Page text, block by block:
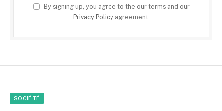
By signing up, you agree to the our terms and our
Privacy Policyagreement.
SOCIÉTÉ